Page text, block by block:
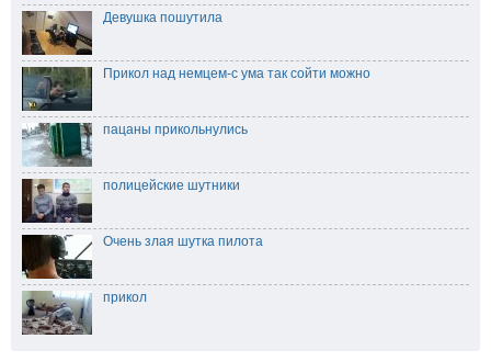
Девушка пошутила
Прикол над немцем-с ума так сойти можно
пацаны прикольнулись
полицейские шутники
Очень злая шутка пилота
прикол